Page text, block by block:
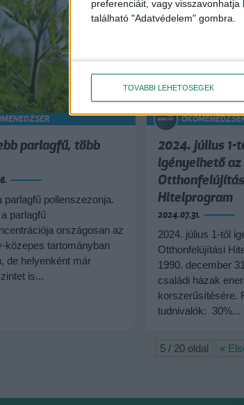
preferenciáit, vagy
található "Adatvédelem" gombra.
TOVÁBBI LEHETŐSÉGEK
parlagfű, több
parlagfű pollenszezonja.
parlagfű
országosan az
közepes tartományban
de helyenként már
is...
2024. július 1-
igényelhető az
Hitelprogram
2024.07.31.
2024. július 1-től
Otthonfelújítási
1990. december
családi házak
korszerűsítésére.
tudnivalók: 30%...
5 / 20 oldal «